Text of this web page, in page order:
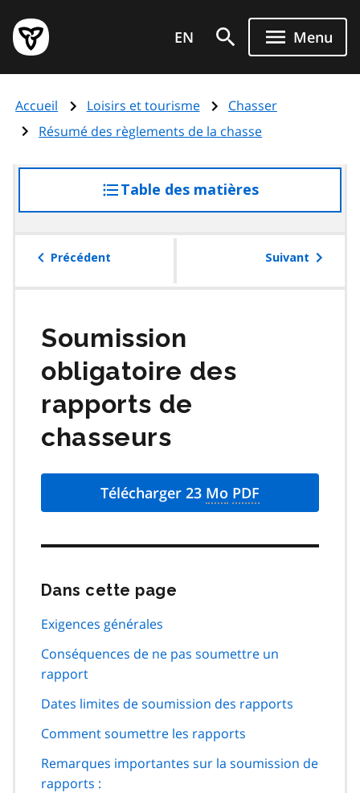
au
contenu
principal
Page
d'accueil
de
l'Ontario
EN Menu
Accueil Loisirs et tourisme
Chasser
Résumé des règlements de la chasse
Table des matières
à
table
Précédent Suivant
Soumission
obligatoire des
rapports de
chasseurs
Télécharger 23 Mo PDF
Dans cette page
page
Exigences générales
Conséquences de ne pas soumettre un
rapport
Dates limites de soumission des rapports
Comment soumettre les rapports
Remarques importantes sur la soumission de
rapports :